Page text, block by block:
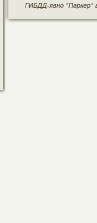
ГИБДД-явно "Паркер"